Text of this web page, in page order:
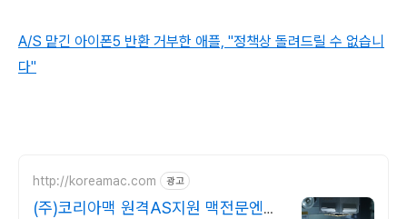
A/S 맡긴 아이폰5 반환 거부한 애플, "정책상 돌려드릴 수 없습니
다"
http://koreamac.com 광고
(주)코리아맥 원격AS지원 맥전문엔지